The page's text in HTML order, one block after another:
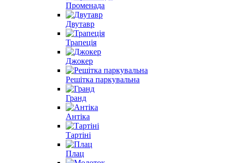
Променада
Двутавр
Трапеція
Джокер
Решітка паркувальна
Гранд
Антіка
Тартіні
Плац